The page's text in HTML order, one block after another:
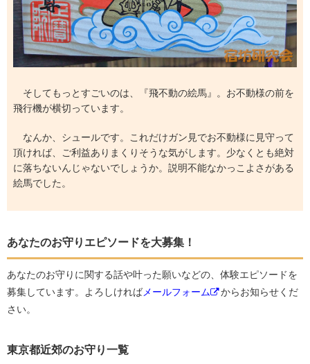
そしてもっとすごいのは、『飛不動の絵馬』。お不動様の前を
飛行機が横切っています。
なんか、シュールです。これだけガン見でお不動様に見守って
頂ければ、ご利益ありまくりそうな気がします。少なくとも絶対
に落ちないんじゃないでしょうか。説明不能なかっこよさがある
絵馬でした。
あなたのお守りエピソードを大募集！
あなたのお守りに関する話や叶った願いなどの、体験エピソードを
募集しています。よろしければ メールフォーム
からお知らせくだ
さい。
東京都近郊のお守り一覧